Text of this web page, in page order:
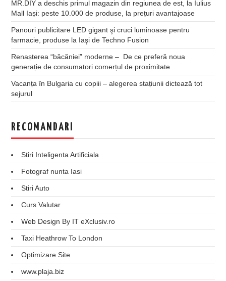
MR.DIY a deschis primul magazin din regiunea de est, la Iulius
Mall Iași: peste 10.000 de produse, la prețuri avantajoase
Panouri publicitare LED gigant şi cruci luminoase pentru
farmacie, produse la Iaşi de Techno Fusion
Renașterea “băcăniei” moderne – De ce preferă noua
generație de consumatori comerțul de proximitate
Vacanța în Bulgaria cu copiii – alegerea stațiunii dictează tot
sejurul
RECOMANDARI
Stiri Inteligenta Artificiala
Fotograf nunta Iasi
Stiri Auto
Curs Valutar
Web Design By IT eXclusiv.ro
Taxi Heathrow To London
Optimizare Site
www.plaja.biz